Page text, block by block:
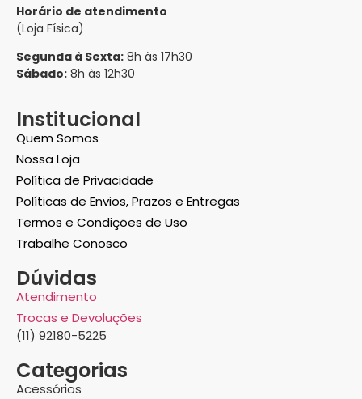
Horário de atendimento
(Loja Física)
Segunda à Sexta: 8h às 17h30
Sábado: 8h às 12h30
Institucional
Quem Somos
Nossa Loja
Política de Privacidade
Políticas de Envios, Prazos e Entregas
Termos e Condições de Uso
Trabalhe Conosco
Dúvidas
Atendimento
Trocas e Devoluções
(11) 92180-5225
Categorias
Acessórios